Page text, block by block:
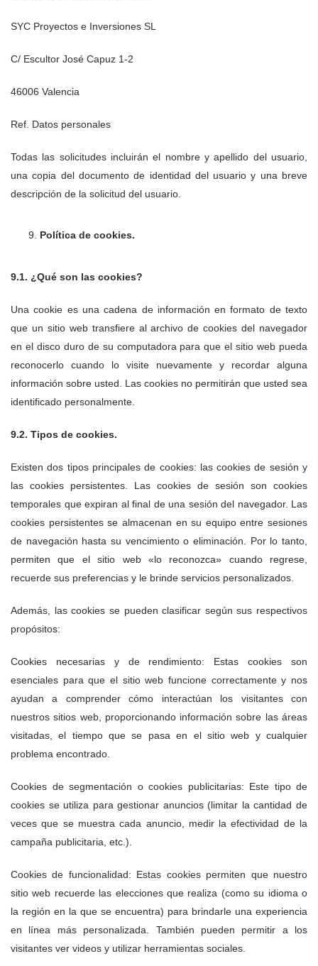
SYC Proyectos e Inversiones SL
C/ Escultor José Capuz 1-2
46006 Valencia
Ref. Datos personales
Todas las solicitudes incluirán el nombre y apellido del usuario,
una copia del documento de identidad del usuario y una breve
descripción de la solicitud del usuario.
Política de cookies.
9.1. ¿Qué son las cookies?
Una cookie es una cadena de información en formato de texto
que un sitio web transfiere al archivo de cookies del navegador
en el disco duro de su computadora para que el sitio web pueda
reconocerlo cuando lo visite nuevamente y recordar alguna
información sobre usted. Las cookies no permitirán que usted sea
identificado personalmente.
9.2. Tipos de cookies.
Existen dos tipos principales de cookies: las cookies de sesión y
las cookies persistentes. Las cookies de sesión son cookies
temporales que expiran al final de una sesión del navegador. Las
cookies persistentes se almacenan en su equipo entre sesiones
de navegación hasta su vencimiento o eliminación. Por lo tanto,
permiten que el sitio web «lo reconozca» cuando regrese,
recuerde sus preferencias y le brinde servicios personalizados.
Además, las cookies se pueden clasificar según sus respectivos
propósitos:
Cookies necesarias y de rendimiento: Estas cookies son
esenciales para que el sitio web funcione correctamente y nos
ayudan a comprender cómo interactúan los visitantes con
nuestros sitios web, proporcionando información sobre las áreas
visitadas, el tiempo que se pasa en el sitio web y cualquier
problema encontrado.
Cookies de segmentación o cookies publicitarias: Este tipo de
cookies se utiliza para gestionar anuncios (limitar la cantidad de
veces que se muestra cada anuncio, medir la efectividad de la
campaña publicitaria, etc.).
Cookies de funcionalidad: Estas cookies permiten que nuestro
sitio web recuerde las elecciones que realiza (como su idioma o
la región en la que se encuentra) para brindarle una experiencia
en línea más personalizada. También pueden permitir a los
visitantes ver videos y utilizar herramientas sociales.